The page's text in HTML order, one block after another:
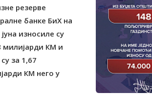
резерве
банке БиХ на
јуна износиле су
милијарди КМ и
за 1,67
КМ него у